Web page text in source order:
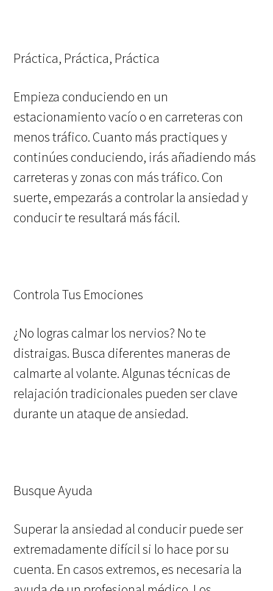
Práctica, Práctica, Práctica
Empieza conduciendo en un
estacionamiento vacío o en carreteras con
menos tráfico. Cuanto más practiques y
continúes conduciendo, irás añadiendo más
carreteras y zonas con más tráfico. Con
suerte, empezarás a controlar la ansiedad y
conducir te resultará más fácil.
Controla Tus Emociones
¿No logras calmar los nervios? No te
distraigas. Busca diferentes maneras de
calmarte al volante. Algunas técnicas de
relajación tradicionales pueden ser clave
durante un ataque de ansiedad.
Busque Ayuda
Superar la ansiedad al conducir puede ser
extremadamente difícil si lo hace por su
cuenta. En casos extremos, es necesaria la